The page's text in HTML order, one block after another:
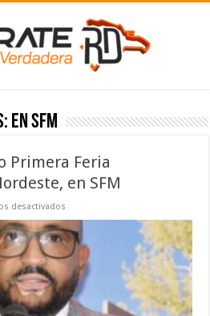
en SFM
Primera Feria
en SFM
desactivados
con
éxito
Primera
Feria
Inmobiliaria
del
Nordeste,
en
SFM